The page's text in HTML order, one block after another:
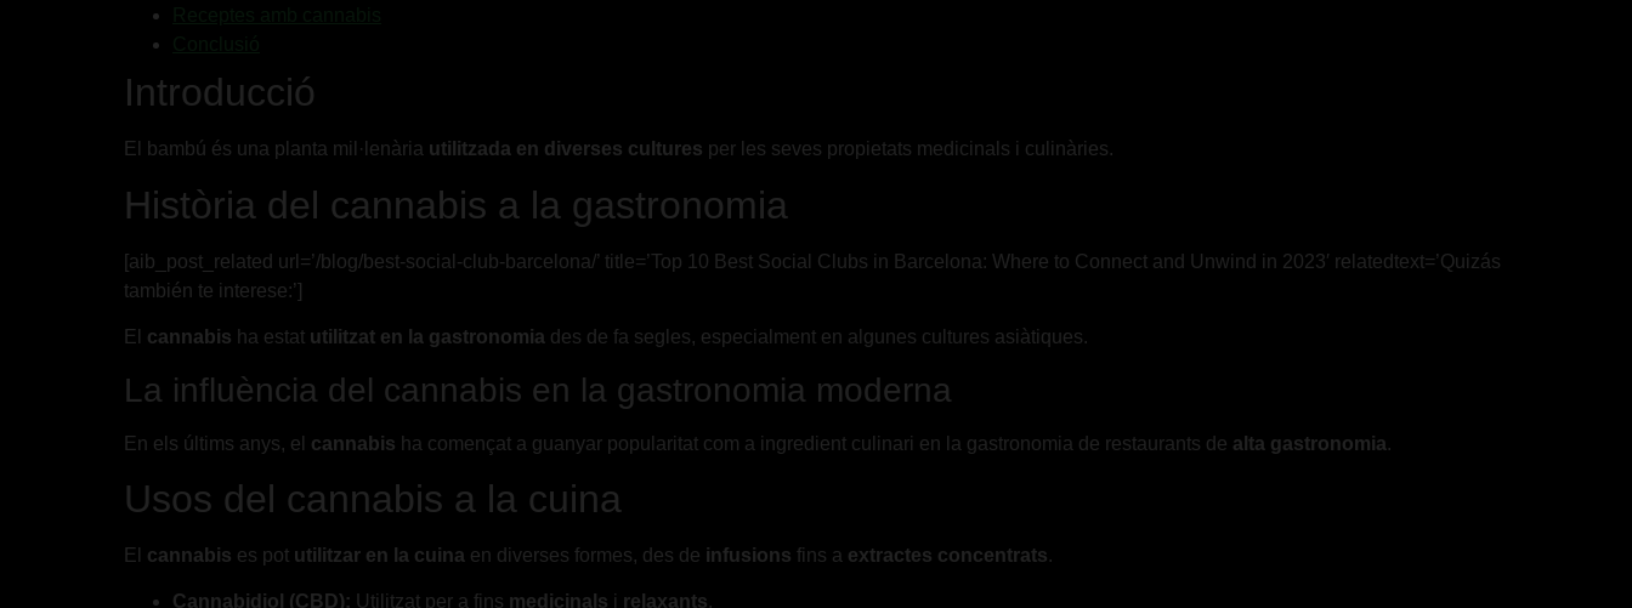
Introducció
El bambú és una planta mil·lenària utilitzada en diverses cultures per les seves propietats medicinals i culinàries.
Història del cannabis a la gastronomia
[aib_post_related url=’/blog/best-social-club-barcelona/’ title=’Top 10 Best Social Clubs in Barcelona: Where to Connect and Unwind in 2023′ relatedtext=’Quizás
también te interese:’]
El cannabis ha estat utilitzat en la gastronomia des de fa segles, especialment en algunes cultures asiàtiques.
La influència del cannabis en la gastronomia moderna
En els últims anys, el cannabis ha començat a guanyar popularitat com a ingredient culinari en la gastronomia de restaurants de alta gastronomia.
Usos del cannabis a la cuina
El cannabis es pot utilitzar en la cuina en diverses formes, des de infusions fins a extractes concentrats.
Cannabidiol (CBD): Utilitzat per a fins medicinals i relaxants.